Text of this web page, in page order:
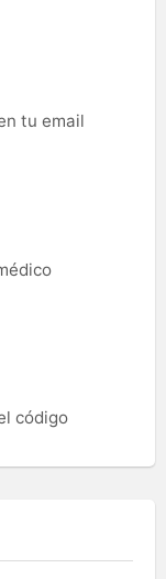
tu email
código